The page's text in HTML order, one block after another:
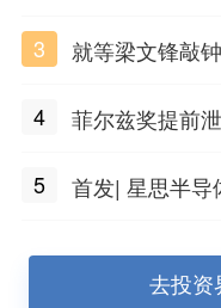
3
就等梁文锋敲
4 菲尔兹奖提前
5
首发| 星思半导
去投资